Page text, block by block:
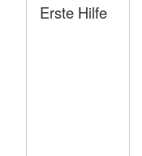
Erste Hilfe